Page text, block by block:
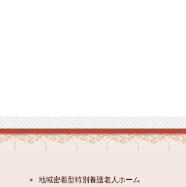
地域密着型特別養護老人ホーム